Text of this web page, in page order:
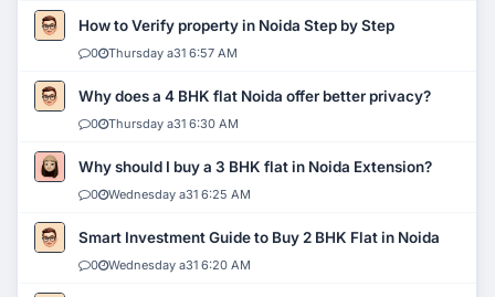
How to Verify property in Noida Step by Step
0 Thursday a31 6:57 AM
Why does a 4 BHK flat Noida offer better privacy?
0 Thursday a31 6:30 AM
Why should I buy a 3 BHK flat in Noida Extension?
0 Wednesday a31 6:25 AM
Smart Investment Guide to Buy 2 BHK Flat in Noida
0 Wednesday a31 6:20 AM